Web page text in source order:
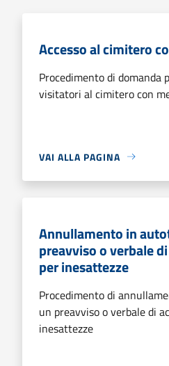
Accesso al cimitero
Procedimento di domanda
visitatori al cimitero con
VAI ALLA PAGINA
Annullamento in
preavviso o verbale
per inesattezze
Procedimento di
un preavviso o verbale di
inesattezze